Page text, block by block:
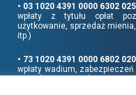
• 03 1020 4391 0000 6302
wpłaty z tytułu opłat
użytkowanie, sprzedaż
itp.)
• 73 1020 4391 0000 6802
wpłaty wadium,